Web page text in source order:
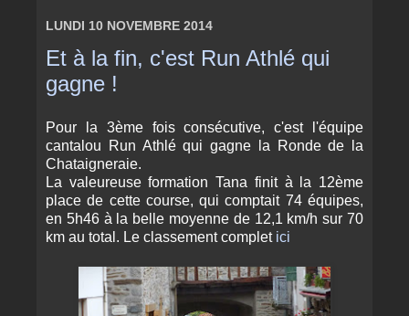
LUNDI 10 NOVEMBRE 2014
Et à la fin, c'est Run Athlé qui
gagne !
Pour la 3ème fois consécutive, c'est l'équipe
cantalou Run Athlé qui gagne la Ronde de la
Chataigneraie.
La valeureuse formation Tana finit à la 12ème
place de cette course, qui comptait 74 équipes,
en 5h46 à la belle moyenne de 12,1 km/h sur 70
km au total. Le classement complet ici